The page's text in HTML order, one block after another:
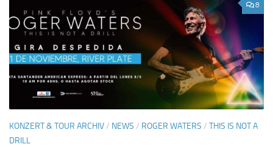
8
KONZERT & TOUR ARCHIV/ NEWS / ROGER WATERS / THIS IS NOT A
DRILL